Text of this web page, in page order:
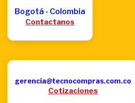
Bogotá - Colombia
Contactanos
gerencia@tecnocompras.com.co
Cotizaciones